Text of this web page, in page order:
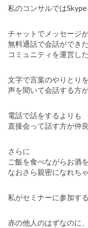
私のコンサルではSkype
チャットでメッセージ
無料通話で会話ができた
コミュニティを運営した
文字で言葉のやりとり
声を聞いて会話する方
電話で話をするよりも
直接会って話す方が仲
さらに
ご飯を食べながらお酒
なおさら親密になれち
私がセミナーに参加す
赤の他人のはずなのに、